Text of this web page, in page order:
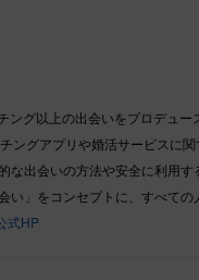
グ以上の出会いをプロデュー
ングアプリや婚活サービスに
出会いの方法や安全に利用す
い」をコンセプトに、すべて
式HP